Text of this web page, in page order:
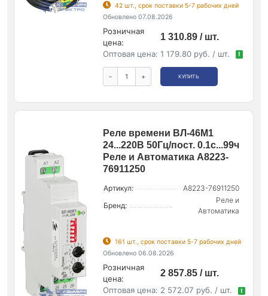
42 шт., срок поставки 5-7 рабочих дней
Обновлено 07.08.2026
Розничная
цена:
1 310.89 / шт.
Оптовая цена: 1 179.80 руб. / шт. !
- + КУПИТЬ
Реле времени ВЛ-46М1
24...220В 50Гц/пост. 0.1с...99ч
Реле и Автоматика A8223-
76911250
Артикул:
A8223-76911250
Бренд:
Реле и
Автоматика
161 шт., срок поставки 5-7 рабочих дней
Обновлено 06.08.2026
Розничная
цена:
2 857.85 / шт.
Оптовая цена: 2 572.07 руб. / шт. !